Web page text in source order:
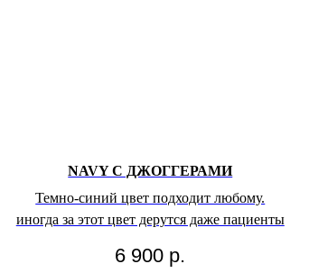
NAVY С ДЖОГГЕРАМИ
Темно-синий цвет подходит любому.
иногда за этот цвет дерутся даже пациенты
6 900 р.